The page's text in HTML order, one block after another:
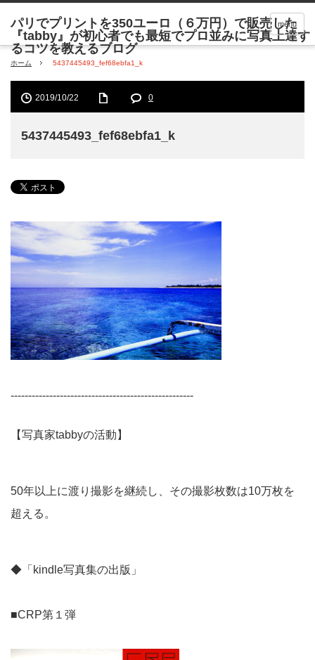
menu
ホーム 5437445493_fef68ebfa1_k
2019/10/22 0
5437445493_fef68ebfa1_k
----------------------------------------------------
【写真家tabbyの活動】
50年以上に渡り撮影を継続し、その撮影枚数は10万枚を
超える。
◆「kindle写真集の出版」
■CRP第１弾